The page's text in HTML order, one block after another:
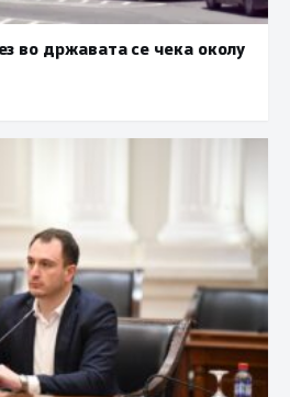
во државата се чека околу